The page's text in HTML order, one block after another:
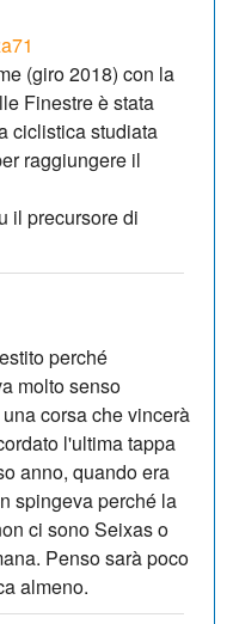
(giro 2018) con la
Finestre è stata
ciclistica studiata
raggiungere il
il precursore di
perché
molto senso
corsa che vincerà
l'ultima tappa
anno, quando era
spingeva perché la
ci sono Seixas o
Penso sarà poco
almeno.